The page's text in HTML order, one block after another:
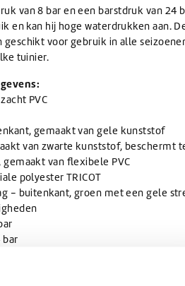
van 8 bar en een barstdruk van 24
en kan hij hoge waterdrukken aan.
geschikt voor gebruik in alle
tuinier.
PVC
gemaakt van gele kunststof
van zwarte kunststof, beschermt
van flexibele PVC
polyester TRICOT
- buitenkant, groen met een gele
bar